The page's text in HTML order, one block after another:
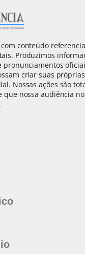
conteúdo
Produzimos
pronunciamentos
criar suas
Nossas ações são
que nossa audiência